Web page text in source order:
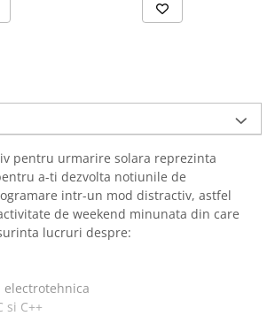
RCBO
pentru urmarire solara reprezinta
a-ti dezvolta notiunile de
intr-un mod distractiv, astfel
de weekend minunata din care
lucruri despre:
electrotehnica
si C++